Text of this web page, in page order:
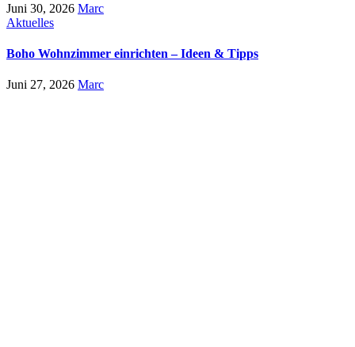
Juni 30, 2026 Marc
Aktuelles
Boho Wohnzimmer einrichten – Ideen & Tipps
Juni 27, 2026 Marc